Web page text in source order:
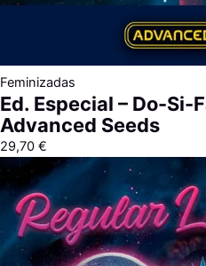
Feminizadas
Ed. Especial – Do-Si-
Advanced Seeds
29,70 €